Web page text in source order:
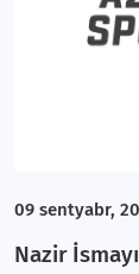
09 sentyabr,
Nazir